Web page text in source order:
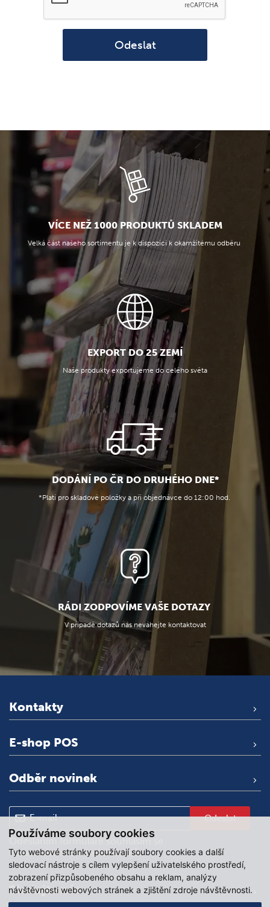
Používáme soubory cookies
Tyto webové stránky používají soubory cookies a další
sledovací nástroje s cílem vylepšení uživatelského prostředí,
zobrazení přizpůsobeného obsahu a reklam, analýzy
návštěvnosti webových stránek a zjištění zdroje návštěvnosti.
Odeslat
VÍCE NEŽ 1000 PRODUKTŮ SKLADEM
Velká část našeho sortimentu je k dispozici k okamžitému odběru
EXPORT DO 25 ZEMÍ
Naše produkty exportujeme do celého světa
DODÁNÍ PO ČR DO DRUHÉHO DNE*
*Platí pro skladové položky a při objednávce do 12:00 hod.
RÁDI ZODPOVÍME VAŠE DOTAZY
V případě dotazů nás neváhejte kontaktovat
Kontakty
E-shop POS
Odběr novinek
Odeslat
Odesláním formuláře souhlasím se
zpracováním osobních údajů.
Sledujte nás